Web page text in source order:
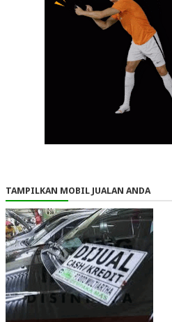
TAMPILKAN MOBIL JUALAN ANDA